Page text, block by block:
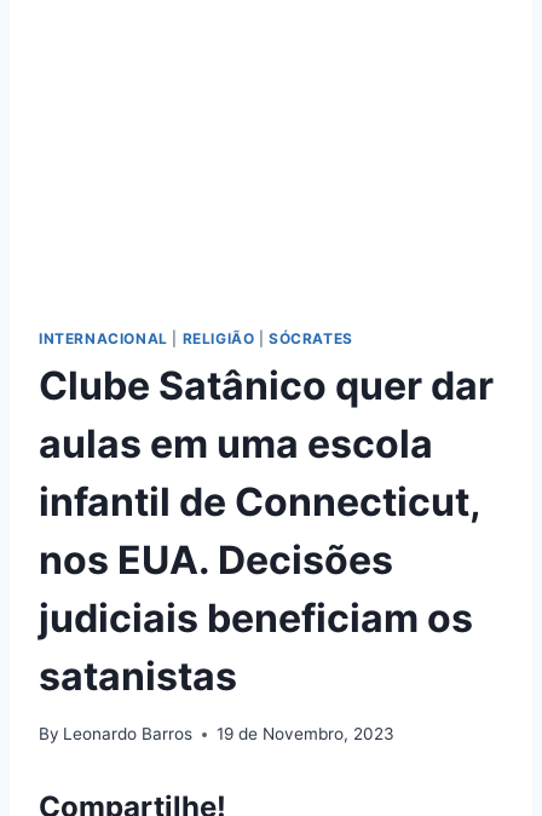
INTERNACIONAL RELIGIÃO |SÓCRATES
Clube Satânico quer dar
aulas em uma escola
infantil de Connecticut,
nos EUA. Decisões
judiciais beneficiam os
satanistas
By Leonardo Barros 19 de Novembro, 2023
Compartilhe!